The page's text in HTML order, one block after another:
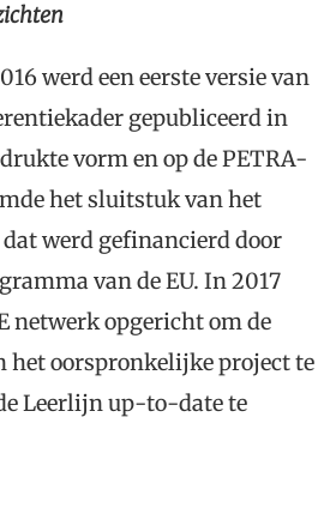
werd een eerste versie van
gepubliceerd in
vorm en op de PETRA-
het sluitstuk van het
werd gefinancierd door
van de EU. In 2017
netwerk opgericht om de
het oorspronkelijke project te
Leerlijn up-to-date te